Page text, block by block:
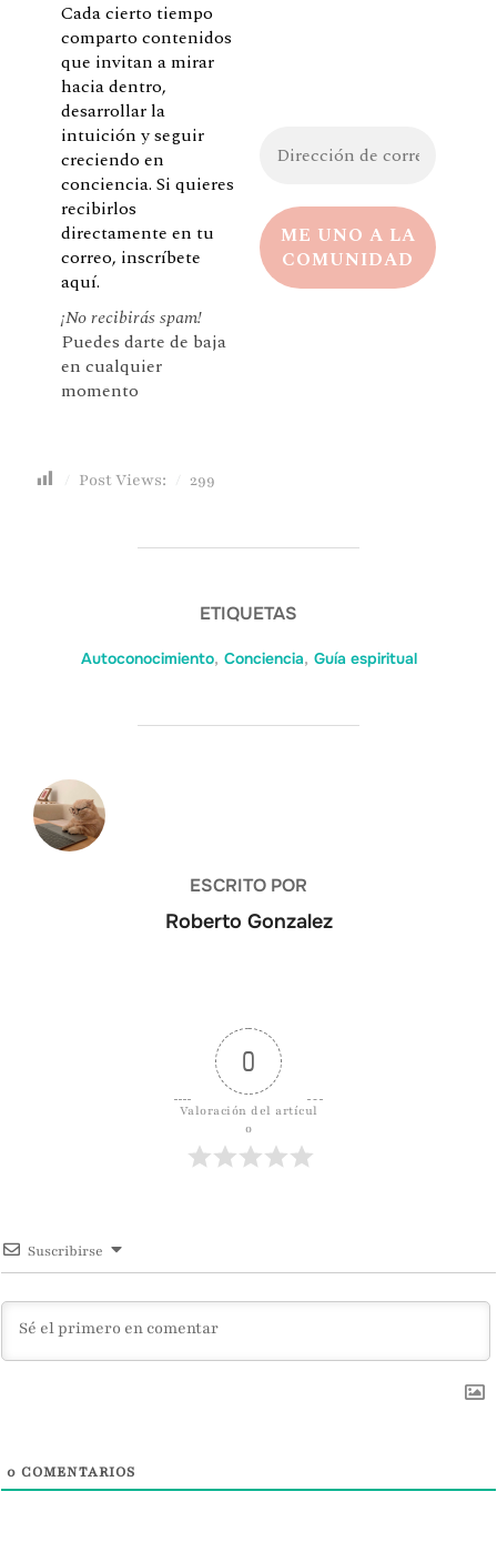
Cada cierto tiempo
comparto contenidos
que invitan a mirar
hacia dentro,
desarrollar la
intuición y seguir
creciendo en
conciencia. Si quieres
recibirlos
directamente en tu
correo, inscríbete
aquí.
¡No recibirás spam!
Puedes darte de baja
en cualquier
momento
Post Views: 299
ETIQUETAS
Autoconocimiento, Conciencia, Guía espiritual
ESCRITO POR
Roberto Gonzalez
0
Valoración del artícul
o
Suscribirse
0 COMENTARIOS